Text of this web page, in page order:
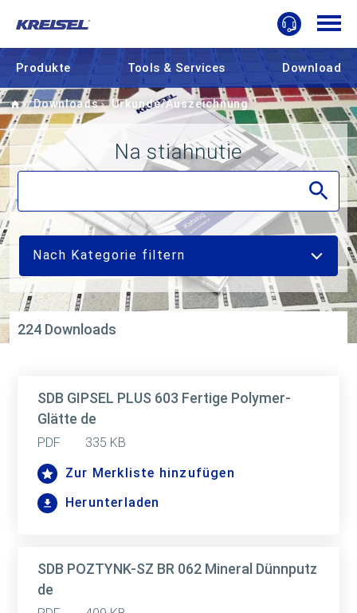
Produkte Tools & Services Download
Home
Downloads Urkunde/Auszeichnung
Na stiahnutie
Nach Kategorie filtern
224 Downloads
SDB GIPSEL PLUS 603 Fertige Polymer-
Glätte de
PDF
335 KB
Zur Merkliste hinzufügen
Herunterladen
SDB POZTYNK-SZ BR 062 Mineral Dünnputz
de